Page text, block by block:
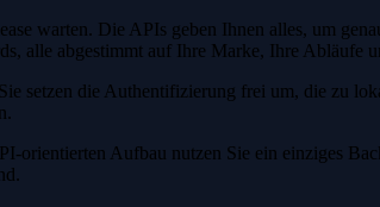
warten. Die APIs geben Ihnen alles, um
alle abgestimmt auf Ihre Marke, Ihre Abläufe
Sie setzen die Authentifizierung frei um, die zu
orientierten Aufbau nutzen Sie ein einziges